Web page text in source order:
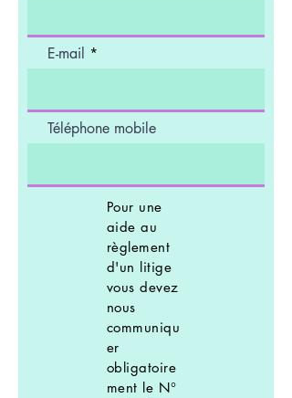
E-mail
Téléphone mobile
Pour une
aide au
règlement
d'un litige
vous devez
nous
communiqu
er
obligatoire
ment le N°